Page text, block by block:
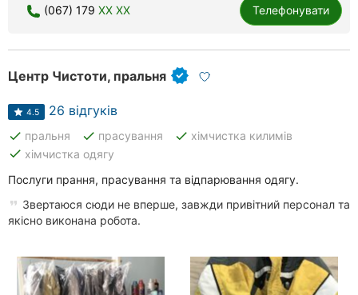
Чернігів
Черкаси
Чернівці
Суми
Івано-
Луцьк
(067) 179 XX XX Телефонувати
Центр Чистоти, пральня
4.5 26 відгуків
done пральня done прасування done хімчистка килимів
done хімчистка одягу
Послуги прання, прасування та відпарювання одягу.
Звертаюся сюди не вперше, завжди привітний персонал та
якісно виконана робота.